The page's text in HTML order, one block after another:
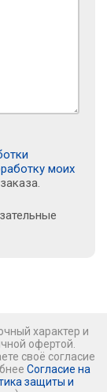
моих
характер и
офертой.
своё согласие
Согласие на
защиты и